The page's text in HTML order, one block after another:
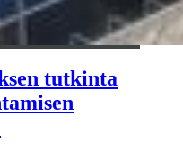
tutkinta